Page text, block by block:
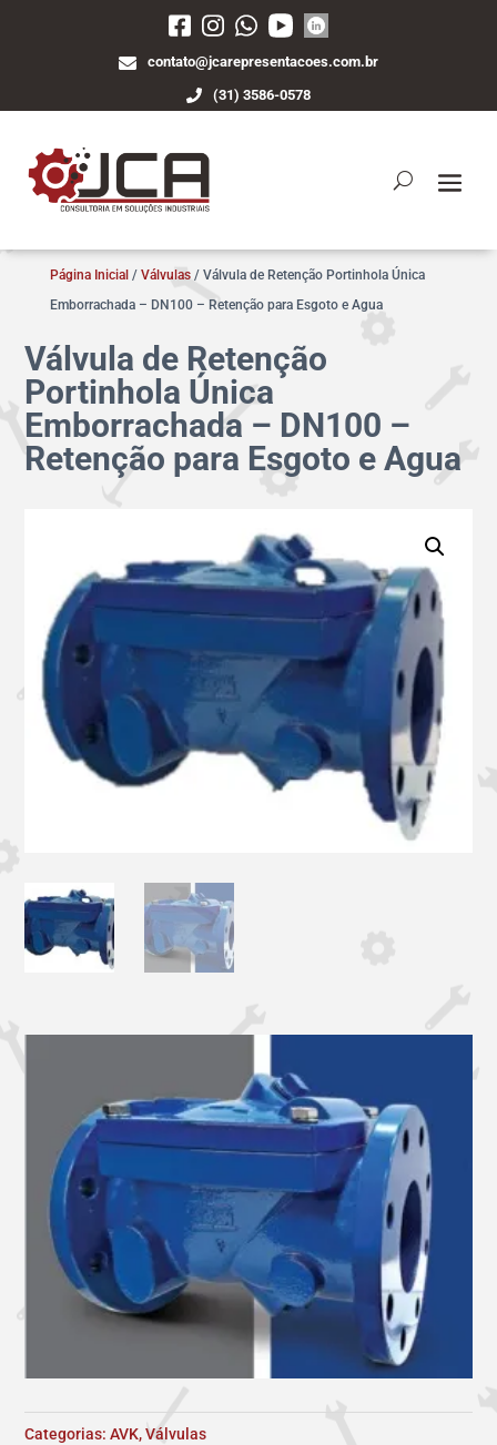
contato@jcarepresentacoes.com.br
(31) 3586-0578
Página Inicial / Válvulas/ Válvula de Retenção Portinhola Única
Emborrachada – DN100 – Retenção para Esgoto e Agua
Válvula de Retenção
Portinhola Única
Emborrachada – DN100 –
Retenção para Esgoto e Agua
Categorias:AVK,Válvulas